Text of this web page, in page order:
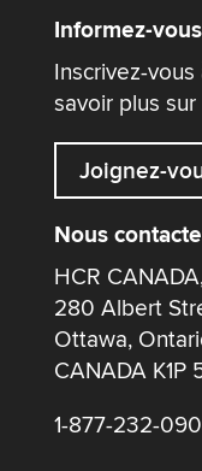
Informez-vous
Inscrivez-
savoir plus
Joignez-
Nous
HCR
280 Albert
Ottawa,
CANADA K1P
1-877-232-